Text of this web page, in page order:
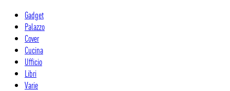
Gadget
Palazzo
Cover
Cucina
Ufficio
Libri
Varie